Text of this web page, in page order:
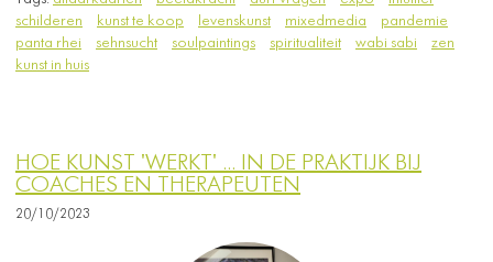
schilderen
kunst te koop levenskunst mixedmedia
pandemie
panta rhei
sehnsucht soulpaintings spiritualiteit wabi sabi
zen
kunst in huis
HOE KUNST 'WERKT' ... IN DE PRAKTIJK BIJ
COACHES EN THERAPEUTEN
20/10/2023